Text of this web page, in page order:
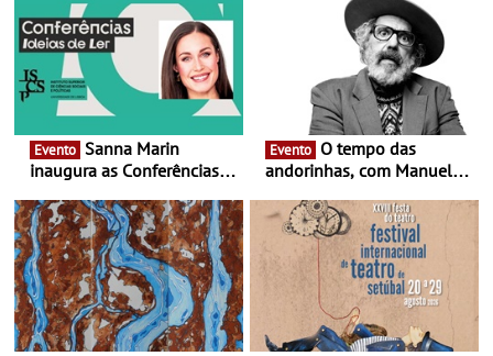
Evento
inaugura as Conferências
Antiga primeira-ministra da
Finlândia é a convidada da
primeira edição do novo
ciclo de debates dedicado
aos grandes temas do
nosso tempo
Evento
andorinhas, com Manuel
Atum - Concerto
performance na MAAT
Gallery a 3 de Setembro,
19:30